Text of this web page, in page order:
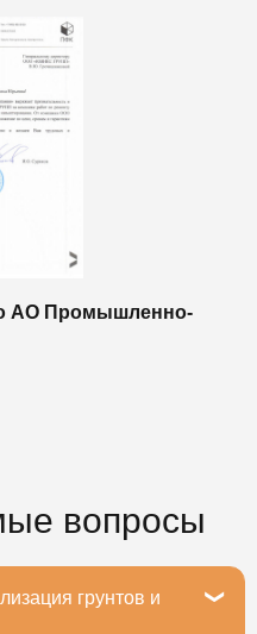
АО Промышленно-
вопросы
грунтов и